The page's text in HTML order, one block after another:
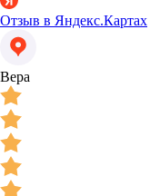
Отзыв в Яндекс.Картах
Вера